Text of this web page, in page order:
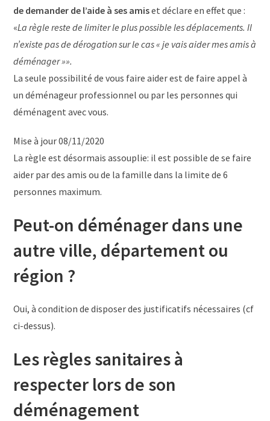
de demander de l’aide à ses amiset déclare en effet que :
«La règle reste de limiter le plus possible les déplacements. Il
n’existe pas de dérogation sur le cas « je vais aider mes amis à
déménager »».
La seule possibilité de vous faire aider est de faire appel à
un déménageur professionnel ou par les personnes qui
déménagent avec vous.
Mise à jour 08/11/2020
La règle est désormais assouplie: il est possible de se faire
aider par des amis ou de la famille dans la limite de 6
personnes maximum.
Peut-on déménager dans une
autre ville, département ou
région ?
Oui, à condition de disposer des justificatifs nécessaires (cf
ci-dessus).
Les règles sanitaires à
respecter lors de son
déménagement